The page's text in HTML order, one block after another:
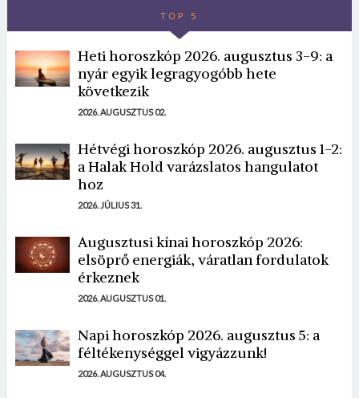
TOP 5
Heti horoszkóp 2026. augusztus 3-9: a
nyár egyik legragyogóbb hete
következik
2026. AUGUSZTUS 02.
Hétvégi horoszkóp 2026. augusztus 1-2:
a Halak Hold varázslatos hangulatot
hoz
2026. JÚLIUS 31.
Augusztusi kínai horoszkóp 2026:
elsöprő energiák, váratlan fordulatok
érkeznek
2026. AUGUSZTUS 01.
Napi horoszkóp 2026. augusztus 5: a
féltékenységgel vigyázzunk!
2026. AUGUSZTUS 04.